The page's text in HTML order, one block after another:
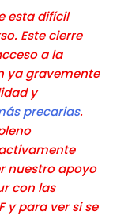
esta difícil
Este cierre
a la
ya gravemente
y
precarias.
nuestro apoyo
con las
y para ver si se